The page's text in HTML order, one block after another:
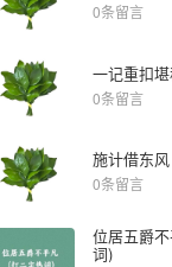
0条留言
一记重扣
0条留言
施计借东
0条留言
位居五爵
词)